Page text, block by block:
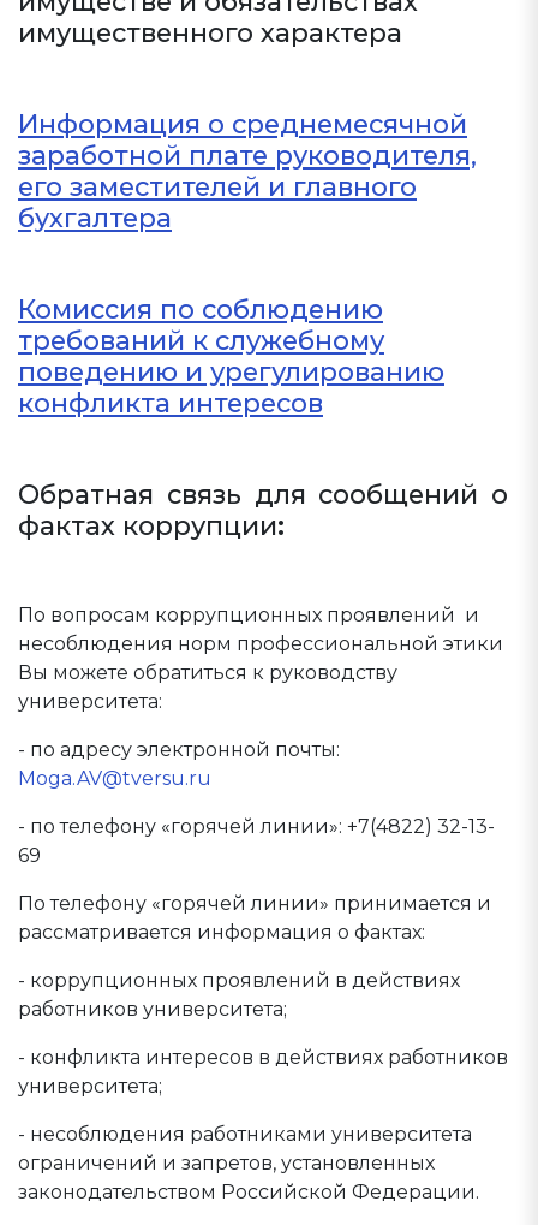
имущественного характера
Информация о среднемесячной
заработной плате руководителя,
его заместителей и главного
бухгалтера
Комиссия по соблюдению
требований к служебному
поведению и урегулированию
конфликта интересов
Обратная связь для сообщений о
фактах коррупции:
По вопросам коррупционных проявлений и
несоблюдения норм профессиональной этики
Вы можете обратиться к руководству
университета:
- по адресу электронной почты:
Moga.AV@tversu.ru
- по телефону «горячей линии»: +7(4822) 32-13-
69
По телефону «горячей линии» принимается и
рассматривается информация о фактах:
- коррупционных проявлений в действиях
работников университета;
- конфликта интересов в действиях работников
университета;
- несоблюдения работниками университета
ограничений и запретов, установленных
законодательством Российской Федерации.